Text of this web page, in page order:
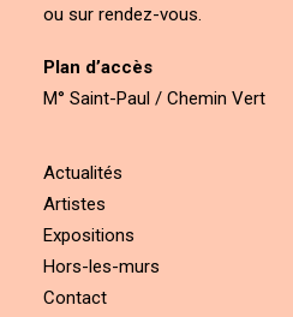
ou sur rendez-vous.
Plan d’accès
M° Saint-Paul / Chemin Vert
Actualités
Artistes
Expositions
Hors-les-murs
Contact